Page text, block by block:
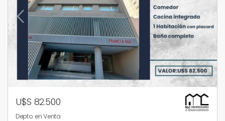
U$S 82.500
Depto. en Venta